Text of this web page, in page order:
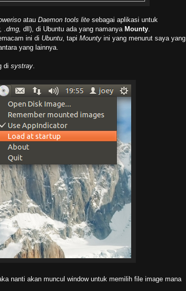
atau Daemon tools lite sebagai aplikasi untuk
.dmg, dll), di Ubuntu ada yang namanya Mounty
ini di Ubuntu , tapi Mounty ini yang menurut saya yang
yang lainnya.
di systray
nanti akan muncul window untuk memilih file image mana